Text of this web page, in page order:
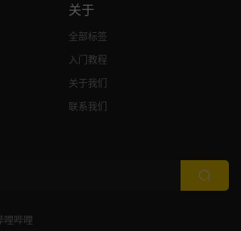
关于
全部标签
入门教程
关于我们
联系我们
哩哔哩